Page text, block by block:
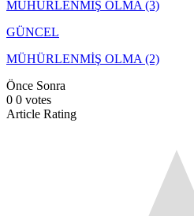
MÜHÜRLENMİŞ OLMA (3)
GÜNCEL
MÜHÜRLENMİŞ OLMA (2)
Önce Sonra
0 0 votes
Article Rating